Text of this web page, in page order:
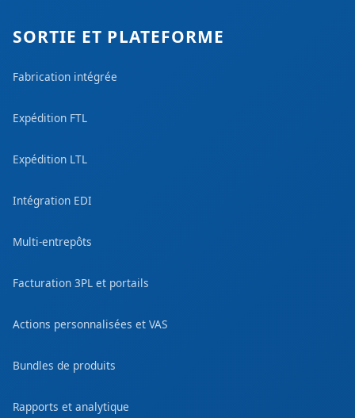
SORTIE ET PLATEFORME
Fabrication intégrée
Expédition FTL
Expédition LTL
Intégration EDI
Multi-entrepôts
Facturation 3PL et portails
Actions personnalisées et VAS
Bundles de produits
Rapports et analytique